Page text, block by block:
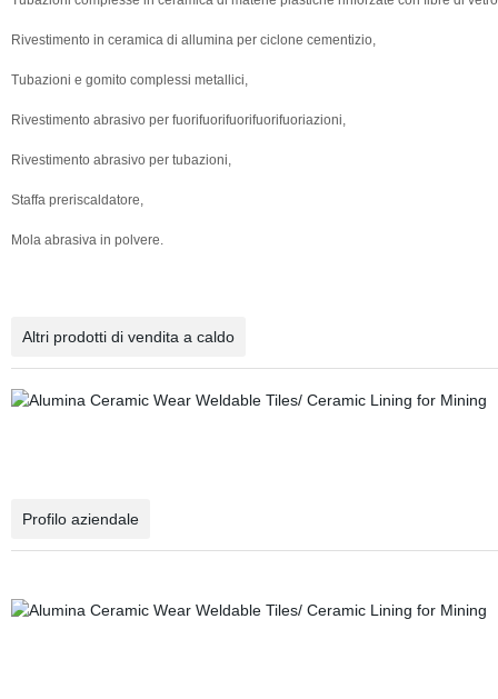
Rivestimento in ceramica di allumina per ciclone cementizio,
Tubazioni e gomito complessi metallici,
Rivestimento abrasivo per fuorifuorifuorifuorifuoriazioni,
Rivestimento abrasivo per tubazioni,
Staffa preriscaldatore,
Mola abrasiva in polvere.
Altri prodotti di vendita a caldo
Profilo aziendale